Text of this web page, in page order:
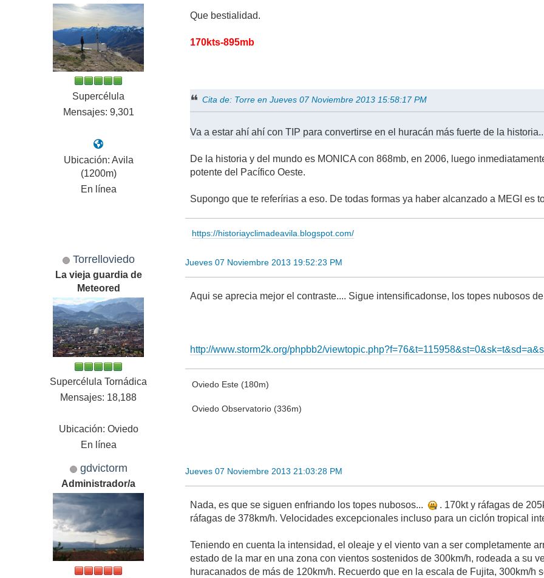
Supercélula
Mensajes: 9,301
Ubicación: Avila
(1200m)
En línea
Que bestialidad.
170kts-895mb
Cita de: Torre en Jueves 07 Noviembre 2013 15:58:17 PM
Va a estar ahí ahí con TIP para convertirse en el huracán más fuerte de la
De la historia y del mundo es MONICA con 868mb, en 2006, luego
potente del Pacífico Oeste.
Supongo que te referírias a eso. De todas formas ya haber alcanzado a MEGI es
https://historiayclimadeavila.blogspot.com/
Torrelloviedo
La vieja guardia de
Meteored
Supercélula Tornádica
Mensajes: 18,188
Ubicación: Oviedo
En línea
Jueves 07 Noviembre 2013 19:52:23 PM
Aqui se aprecia mejor el contraste.... Sigue intensificadonse, los topes nubosos
http://www.storm2k.org/phpbb2/
Oviedo Este (180m)
Oviedo Observatorio (336m)
gdvictorm
Administrador/a
Jueves 07 Noviembre 2013 21:03:28 PM
Nada, es que se siguen enfriando los topes nubosos...
. 170kt y ráfagas de
ráfagas de 378km/h. Velocidades excepcionales incluso para un ciclón tropical
Teniendo en cuenta la intensidad, el oleaje y el viento van a ser completamente
estado de la mar en una zona con vientos sostenidos de 300km/h, rodeada a su
huracanados de más de 120km/h. Recuerdo que en la escala de Fujita, 300km/h